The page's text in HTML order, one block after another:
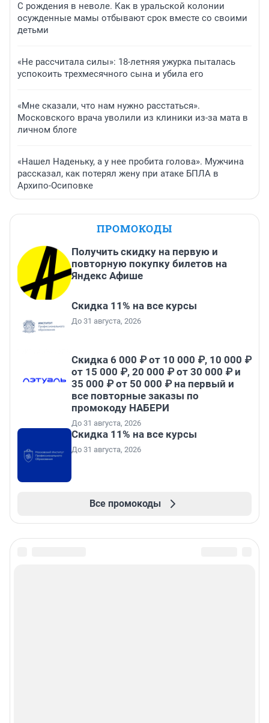
С рождения в неволе. Как в уральской колонии
осужденные мамы отбывают срок вместе со своими
детьми
«Не рассчитала силы»: 18-летняя ужурка пыталась
успокоить трехмесячного сына и убила его
«Мне сказали, что нам нужно расстаться».
Московского врача уволили из клиники из-за мата в
личном блоге
«Нашел Наденьку, а у нее пробита голова». Мужчина
рассказал, как потерял жену при атаке БПЛА в
Архипо-Осиповке
ПРОМОКОДЫ
Получить скидку на первую и
повторную покупку билетов на
Яндекс Афише
Скидка 11% на все курсы
До 31 августа, 2026
Скидка 6 000 ₽ от 10 000 ₽, 10 000 ₽
от 15 000 ₽, 20 000 ₽ от 30 000 ₽ и
35 000 ₽ от 50 000 ₽ на первый и
все повторные заказы по
промокоду НАБЕРИ
До 31 августа, 2026
Скидка 11% на все курсы
До 31 августа, 2026
Все промокоды